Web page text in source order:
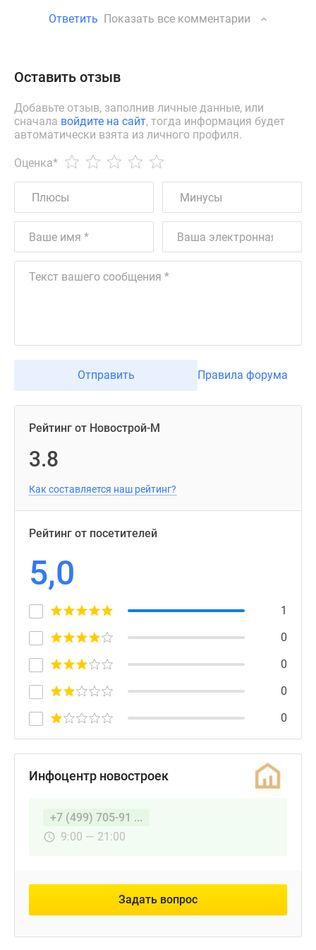
Ответить Показать все комментарии
Оставить отзыв
Добавьте отзыв, заполнив личные данные, или
сначала войдите на сайт, тогда информация будет
автоматически взята из личного профиля.
Оценка*
Отправить Правила форума
Рейтинг от Новострой-М
3.8
Как составляется наш рейтинг?
Рейтинг от посетителей
5,0
1
0
0
0
0
Инфоцентр новостроек
+7 (499) 705-91 ...
9:00 — 21:00
Задать вопрос